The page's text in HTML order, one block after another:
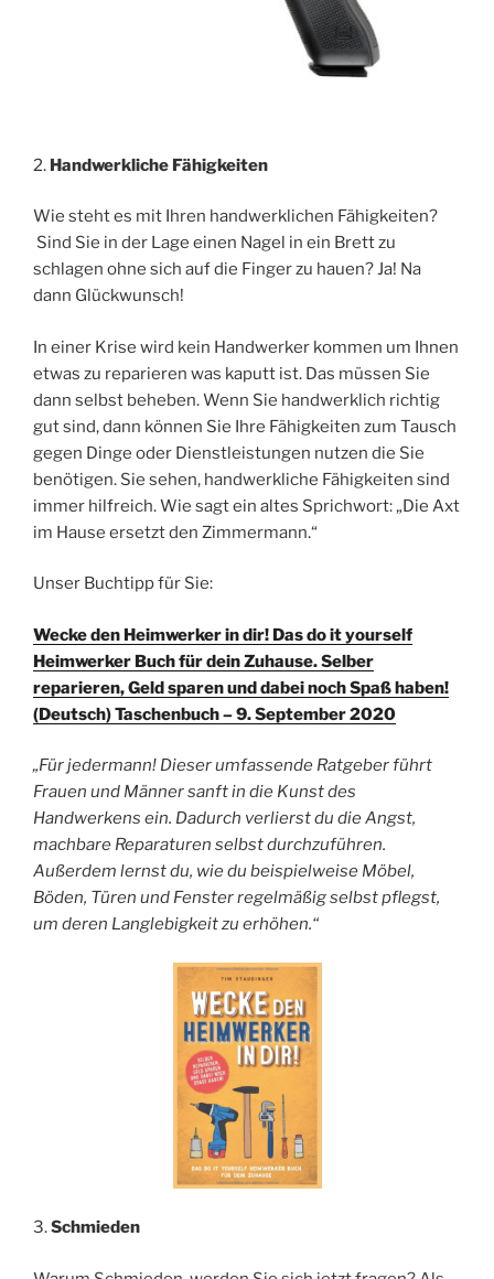
2. Handwerkliche Fähigkeiten
Wie steht es mit Ihren handwerklichen Fähigkeiten?
Sind Sie in der Lage einen Nagel in ein Brett zu
schlagen ohne sich auf die Finger zu hauen? Ja! Na
dann Glückwunsch!
In einer Krise wird kein Handwerker kommen um Ihnen
etwas zu reparieren was kaputt ist. Das müssen Sie
dann selbst beheben. Wenn Sie handwerklich richtig
gut sind, dann können Sie Ihre Fähigkeiten zum Tausch
gegen Dinge oder Dienstleistungen nutzen die Sie
benötigen. Sie sehen, handwerkliche Fähigkeiten sind
immer hilfreich. Wie sagt ein altes Sprichwort: „Die Axt
im Hause ersetzt den Zimmermann.“
Unser Buchtipp für Sie:
Wecke den Heimwerker in dir! Das do it yourself
Heimwerker Buch für dein Zuhause. Selber
reparieren, Geld sparen und dabei noch Spaß haben!
(Deutsch) Taschenbuch – 9. September 2020
„Für jedermann! Dieser umfassende Ratgeber führt
Frauen und Männer sanft in die Kunst des
Handwerkens ein. Dadurch verlierst du die Angst,
machbare Reparaturen selbst durchzuführen.
Außerdem lernst du, wie du beispielweise Möbel,
Böden, Türen und Fenster regelmäßig selbst pflegst,
um deren Langlebigkeit zu erhöhen.“
3.Schmieden